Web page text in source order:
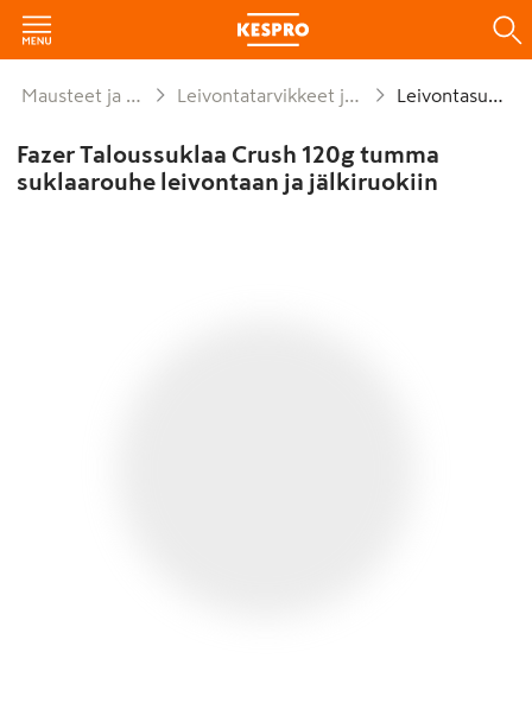
Mausteet ja leivonta Leivontatarvikkeet ja koristelu Leivontasuklaa
Fazer Taloussuklaa Crush 120g tumma
suklaarouhe leivontaan ja jälkiruokiin